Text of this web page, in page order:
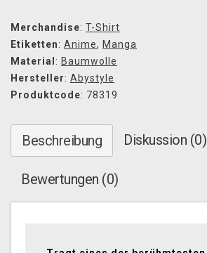
Merchandise: T-Shirt
Etiketten: Anime, Manga
Material : Baumwolle
Hersteller: Abystyle
Produktcode: 78319
Beschreibung Diskussion (0)
Bewertungen (0)